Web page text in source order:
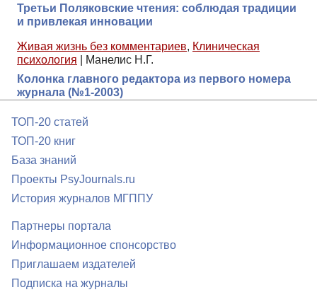
Третьи Поляковские чтения: соблюдая традиции
и привлекая инновации
Живая жизнь без комментариев, Клиническая
психология
Манелис Н.Г.
Колонка главного редактора из первого номера
журнала (№1-2003)
ТОП-20 статей
ТОП-20 книг
База знаний
Проекты PsyJournals.ru
История журналов МГППУ
Партнеры портала
Информационное спонсорство
Приглашаем издателей
Подписка на журналы